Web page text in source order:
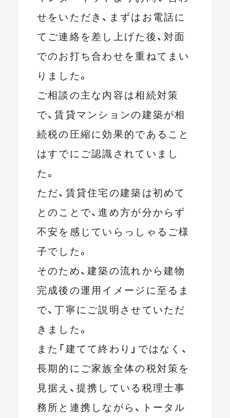
せをいただき、まずはお電話に
てご連絡を差し上げた後、対面
でのお打ち合わせを重ねてまい
りました。
ご相談の主な内容は相続対策
で、賃貸マンションの建築が相
続税の圧縮に効果的であること
はすでにご認識されていまし
た。
ただ、賃貸住宅の建築は初めて
とのことで、進め方が分からず
不安を感じていらっしゃるご様
子でした。
そのため、建築の流れから建物
完成後の運用イメージに至るま
で、丁寧にご説明させていただ
きました。
また「建てて終わり」ではなく、
長期的にご家族全体の税対策を
見据え、提携している税理士事
務所と連携しながら、トータル